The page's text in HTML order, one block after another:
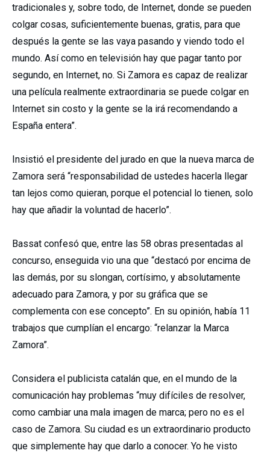
tradicionales y, sobre todo, de Internet, donde se pueden
colgar cosas, suficientemente buenas, gratis, para que
después la gente se las vaya pasando y viendo todo el
mundo. Así como en televisión hay que pagar tanto por
segundo, en Internet, no. Si Zamora es capaz de realizar
una película realmente extraordinaria se puede colgar en
Internet sin costo y la gente se la irá recomendando a
España entera”.
Insistió el presidente del jurado en que la nueva marca de
Zamora será “responsabilidad de ustedes hacerla llegar
tan lejos como quieran, porque el potencial lo tienen, solo
hay que añadir la voluntad de hacerlo”.
Bassat confesó que, entre las 58 obras presentadas al
concurso, enseguida vio una que “destacó por encima de
las demás, por su slongan, cortísimo, y absolutamente
adecuado para Zamora, y por su gráfica que se
complementa con ese concepto”. En su opinión, había 11
trabajos que cumplían el encargo: “relanzar la Marca
Zamora”.
Considera el publicista catalán que, en el mundo de la
comunicación hay problemas “muy difíciles de resolver,
como cambiar una mala imagen de marca; pero no es el
caso de Zamora. Su ciudad es un extraordinario producto
que simplemente hay que darlo a conocer. Yo he visto